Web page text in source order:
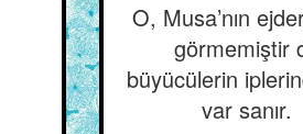
O, Musa’nın
görmemiştir
büyücülerin
var sanır.